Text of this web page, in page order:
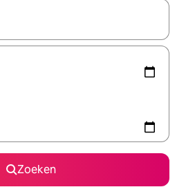
beschikbaar zijn, maak je een keuze
Zoeken